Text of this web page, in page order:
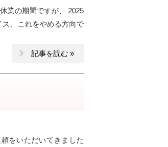
業の期間ですが、 2025
、これをやめる方向で
記事を読む »
をいただいてきました